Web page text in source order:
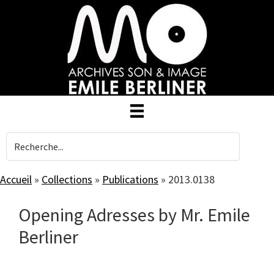
Accueil » Collections » Publications » 2013.0138
Opening Adresses by Mr. Emile
Berliner